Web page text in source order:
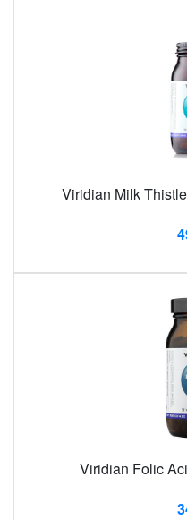
Viridian Milk
Viridian Folic